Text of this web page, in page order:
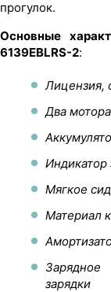
прогулок.
Основные
6139EBLRS-2:
Лицензия,
Два
Индикатор
Мягкое
Материал
зарядки